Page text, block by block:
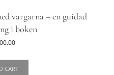
vargarna – en guidad
i boken
CART